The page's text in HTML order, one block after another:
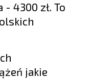
4300 zł. To
jakie